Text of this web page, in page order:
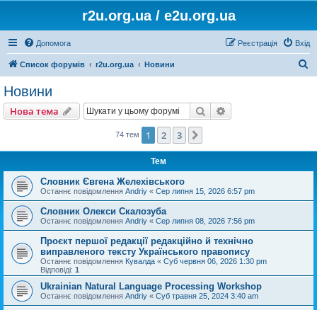
r2u.org.ua / e2u.org.ua
Допомога Вхід
Реєстрація
Список форумів r2u.org.ua Новини
Новини
Нова тема Пошук
74 тем 1 2 3
Тем
Словник Євгена Желехівського
Останнє повідомлення Andriy « Сер липня 15, 2026 6:57 pm
Словник Олекси Скалозуба
Останнє повідомлення Andriy « Сер липня 08, 2026 7:56 pm
Проєкт першої редакції редакційно й технічно
виправленого тексту Українського правопису
Останнє повідомлення Кувалда « Суб червня 06, 2026 1:30 pm
Відповіді: 1
Ukrainian Natural Language Processing Workshop
Останнє повідомлення Andriy « Суб травня 25, 2024 3:40 am